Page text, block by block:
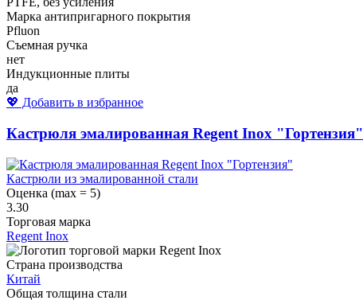
Марка антипригарного покрытия
Pfluon
Съемная ручка
нет
Индукционные плиты
да
💖 Добавить в избранное
Кастрюля эмалированная Regent Inox "Гортензия"
Кастрюли из эмалированной стали
Оценка (max = 5)
3.30
Торговая марка
Regent Inox
Страна производства
Китай
Общая толщина стали